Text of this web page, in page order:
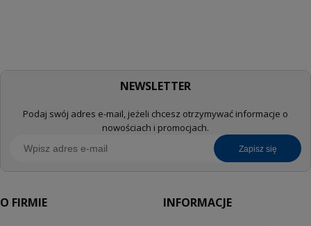
NEWSLETTER
Podaj swój adres e-mail, jeżeli chcesz otrzymywać informacje o
nowościach i promocjach.
zapisz się
O FIRMIE INFORMACJE